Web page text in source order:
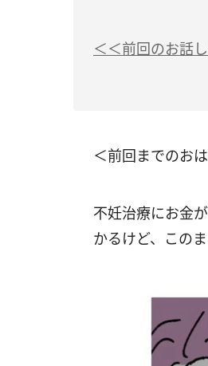
＜＜前回のお話
＜前回までのお
不妊治療にお金
かるけど、この